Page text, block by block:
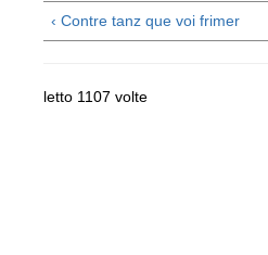
‹ Contre tanz que voi frimer
letto 1107 volte